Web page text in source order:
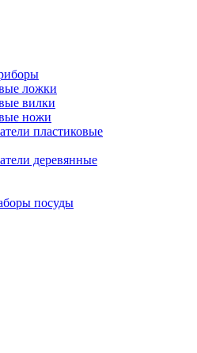
ложки
вилки
ножи
пластиковые
деревянные
посуды